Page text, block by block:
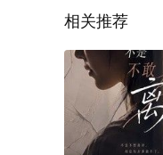
相关推荐